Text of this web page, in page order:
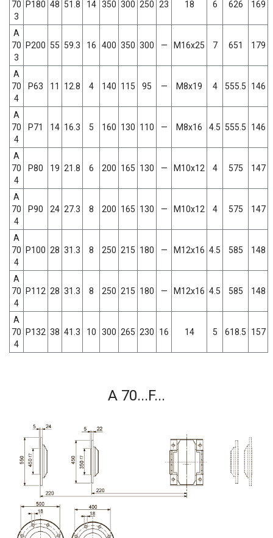
70
3
P180 48 51.8 14 350 300 250 23 18 6 626 169
A
70
3
P200 55 59.3 16 400 350 300 — M16x25 7 651 179
A
70
4
P63 11 12.8 4 140 115 95 — M8x19 4 555.5 146
A
70
4
P71 14 16.3 5 160 130 110 — M8x16 4.5 555.5 146
A
70
4
P80 19 21.8 6 200 165 130 — M10x12 4 575 147
A
70
4
P90 24 27.3 8 200 165 130 — M10x12 4 575 147
A
70
4
P100 28 31.3 8 250 215 180 — M12x16 4.5 585 148
A
70
4
P112 28 31.3 8 250 215 180 — M12x16 4.5 585 148
A
70
4
P132 38 41.3 10 300 265 230 16 14 5 618.5 157
A 70...F...